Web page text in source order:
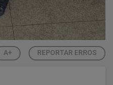
A+ REPORTAR ERROS